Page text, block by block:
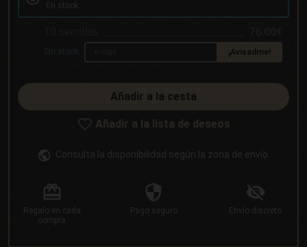
En stock
Sin stock. ¡Avisadme!
Añadir a la cesta
Añadir a la lista de deseos
Consulta la disponibilidad según la zona de envío.
Regalo en cada
compra
Pago seguro Envío discreto